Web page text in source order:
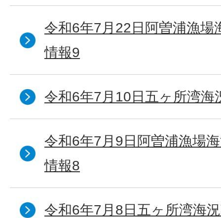
令和6年7月22日阿曽浦漁場
情報9
令和6年7月10日五ヶ所湾海
令和6年7月9日阿曽浦漁場
情報8
令和6年7月8日五ヶ所湾海